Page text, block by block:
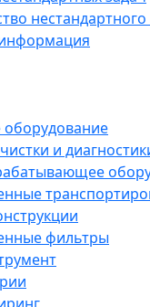
оборудование
и
фильтры